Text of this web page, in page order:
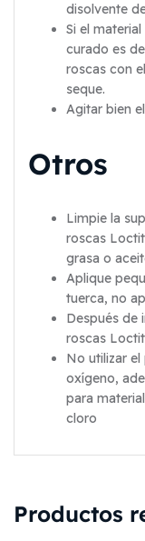
disolvente
Si el
curado es
roscas con
seque.
Agitar bien
Otros
Limpie la
roscas
grasa o
Aplique
tuerca, no
Después de
roscas
No utilizar
oxígeno,
para
cloro
Productos